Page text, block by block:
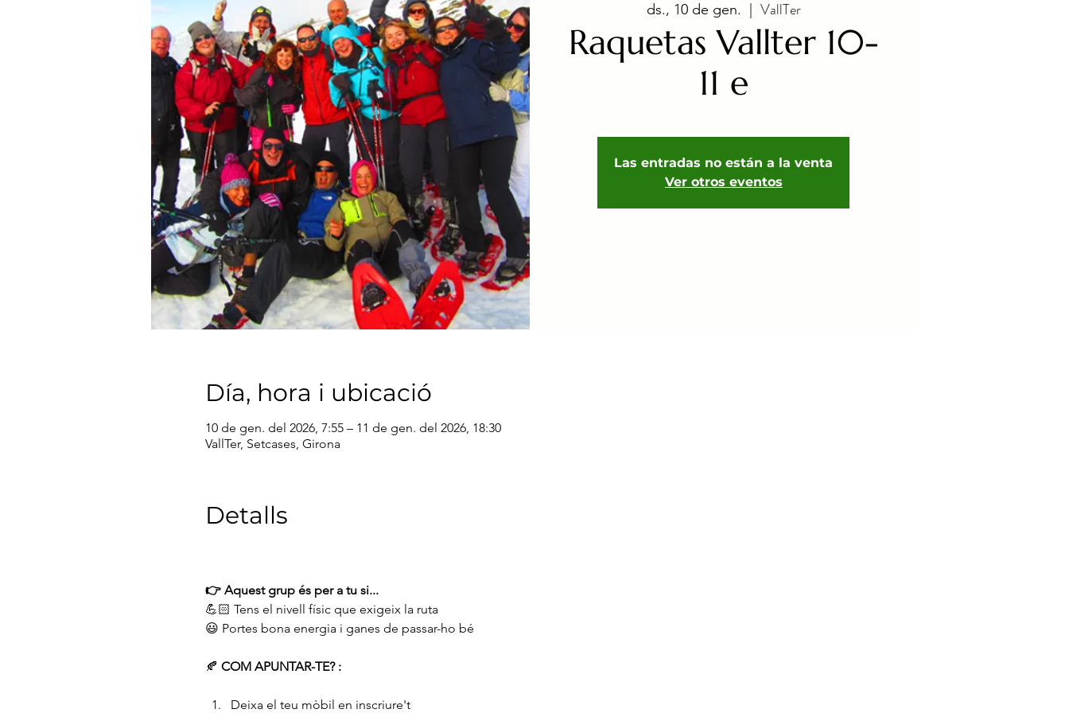
ds., 10 de gen. VallTer
Raquetas Vallter 10-
11 e
Las entradas no están a la venta
Ver otros eventos
Día, hora i ubicació
10 de gen. del 2026, 7:55 – 11 de gen. del 2026, 18:30
VallTer, Setcases, Girona
Detalls
👉 Aquest grup és per a tu si...
💪🏻 Tens el nivell físic que exigeix ​​la ruta
😃 Portes bona energia i ganes de passar-ho bé
🍂 COM APUNTAR-TE? :
Deixa el teu mòbil en inscriure't